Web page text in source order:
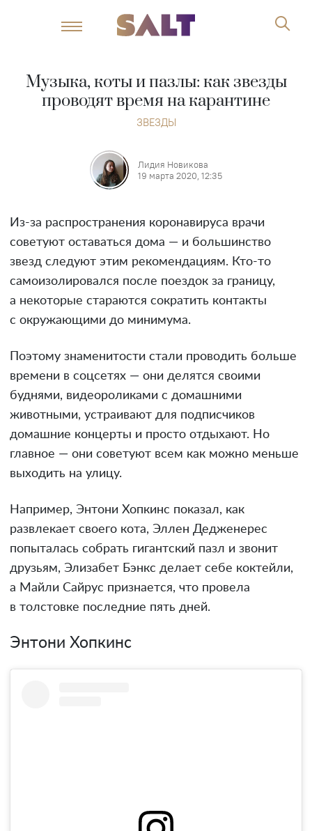
Музыка, коты и пазлы: как звезды
проводят время на карантине
ЗВЕЗДЫ
Лидия Новикова
19 марта 2020, 12:35
Из-за распространения коронавируса врачи
советуют оставаться дома — и большинство
звезд следуют этим рекомендациям. Кто-то
самоизолировался после поездок за границу,
а некоторые стараются сократить контакты
с окружающими до минимума.
Поэтому знаменитости стали проводить больше
времени в соцсетях — они делятся своими
буднями, видеороликами с домашними
животными, устраивают для подписчиков
домашние концерты и просто отдыхают. Но
главное — они советуют всем как можно меньше
выходить на улицу.
Например, Энтони Хопкинс показал, как
развлекает своего кота, Эллен Дедженерес
попыталась собрать гигантский пазл и звонит
друзьям, Элизабет Бэнкс делает себе коктейли,
а Майли Сайрус признается, что провела
в толстовке последние пять дней.
Энтони Хопкинс